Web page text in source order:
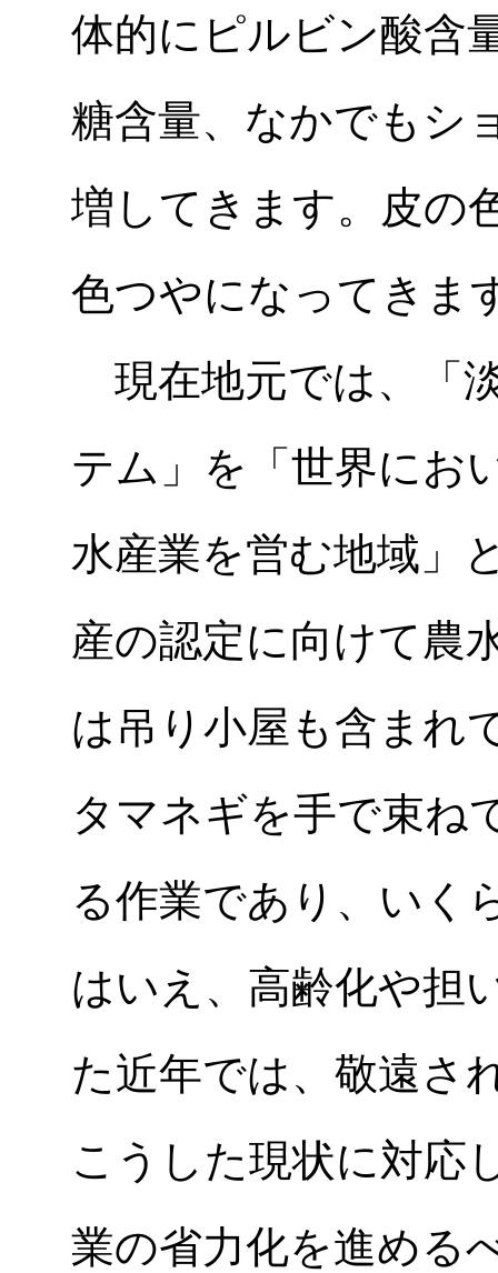
体的にピルビン酸含
糖含量、なかでもシ
増してきます。皮の
色つやになってきま
現在地元では、「
テム」を「世界にお
水産業を営む地域」
産の認定に向けて農
は吊り小屋も含まれ
タマネギを手で束ね
る作業であり、いく
はいえ、高齢化や担
た近年では、敬遠さ
こうした現状に対応
業の省力化を進める